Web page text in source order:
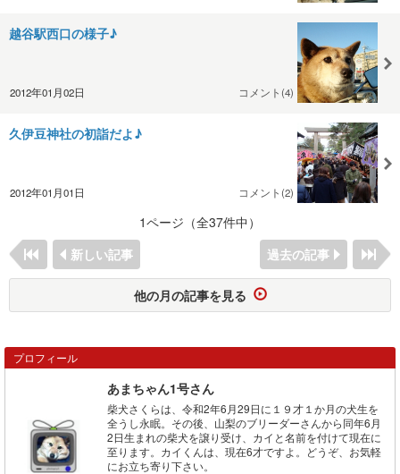
越谷駅西口の様子♪
2012年01月02日 コメント(4)
久伊豆神社の初詣だよ♪
2012年01月01日 コメント(2)
1ページ（全37件中）
新しい記事
過去の記事
他の月の記事を見る
プロフィール
あまちゃん1号さん
柴犬さくらは、令和2年6月29日に１９才１か月の犬生を
全うし永眠。その後、山梨のブリーダーさんから同年6月
2日生まれの柴犬を譲り受け、カイと名前を付けて現在に
至ります。カイくんは、現在6才ですよ。どうぞ、お気軽
にお立ち寄り下さい。